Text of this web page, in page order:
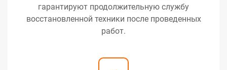
гарантируют продолжительную службу
восстановленной техники после проведенных
работ.